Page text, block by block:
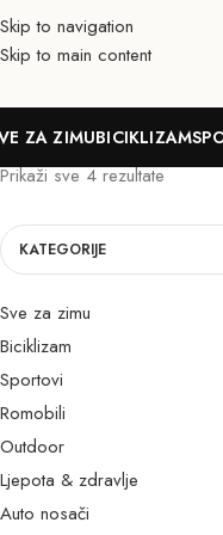
Skip to navigation
Skip to main content
ZA ZIMUBICIKLIZAM
29
Prikaži sve 4 rezultate
KATEGORIJE
Sve za zimu
Biciklizam
Sportovi
Romobili
Outdoor
Ljepota & zdravlje
Auto nosači